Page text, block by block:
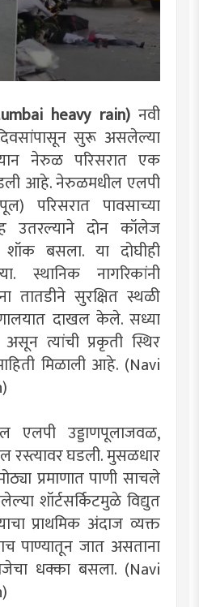
heavy rain)नवी
सुरू असलेल्या
नेरुळ परिसरात एक
आहे. नेरुळमधील एलपी
परिसरात पावसाच्या
उतरल्याने दोन कॉलेज
शॉक बसला. या दोघीही
स्थानिक नागरिकांनी
तातडीने सुरक्षित स्थळी
दाखल केले. सध्या
त्यांची प्रकृती स्थिर
मिळाली आहे. (Navi
एलपी उड्डाणपूलाजवळ,
रस्त्यावर घडली. मुसळधार
प्रमाणात पाणी साचले
शॉर्टसर्किटमुळे विद्युत
प्राथमिक अंदाज व्यक्त
पाण्यातून जात असताना
विजेचा धक्का बसला. (Navi